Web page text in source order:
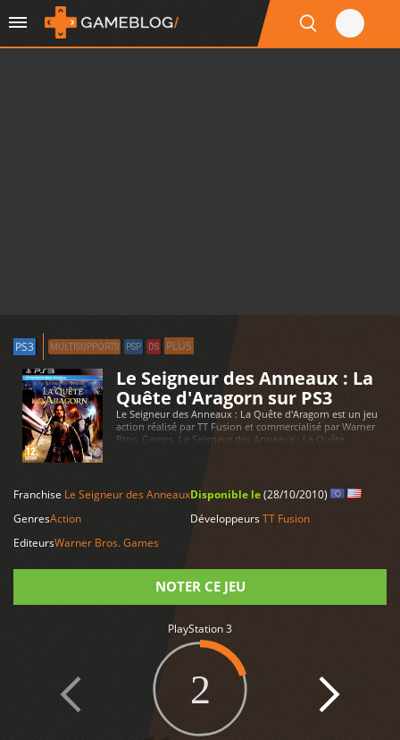
PS3 MULTISUPPORTS PSP DS PLUS
Le Seigneur des Anneaux : La
Quête d'Aragorn sur PS3
Le Seigneur des Anneaux : La Quête d'Aragorn est un jeu
action réalisé par TT Fusion et commercialisé par Warner
Bros. Games. Le Seigneur des Anneaux : La Quête
d'Aragorn est disponible sur PlayStation 3
Franchise Le Seigneur des Anneaux
GenresAction
EditeursWarner Bros. Games
Disponible le(28/10/2010)
DéveloppeursTT Fusion
NOTER CE JEU
PlayStation 3
2